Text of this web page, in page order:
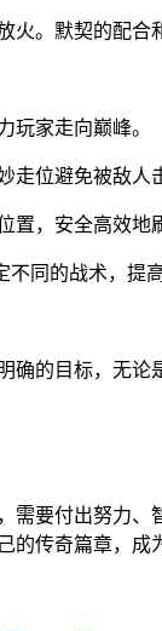
火。默契的配合
玩家走向巅峰。
走位避免被敌人
置，安全高效地
同的战术，提高
确的目标，无
需要付出努力
传奇篇章，成